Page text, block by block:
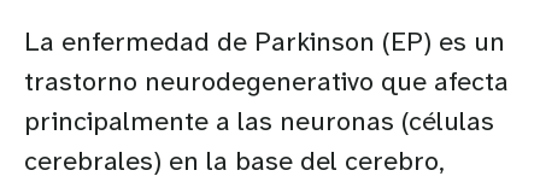
La enfermedad de Parkinson (EP) es un
trastorno neurodegenerativo que afecta
principalmente a las neuronas (células
cerebrales) en la base del cerebro,